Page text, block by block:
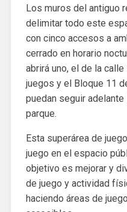
Los muros del antiguo
delimitar todo este
con cinco accesos a
cerrado en horario
abrirá uno, el de la
juegos y el Bloque 11
puedan seguir
parque.
Esta superárea de
juego en el espacio
objetivo es mejorar y
de juego y actividad
haciendo áreas de